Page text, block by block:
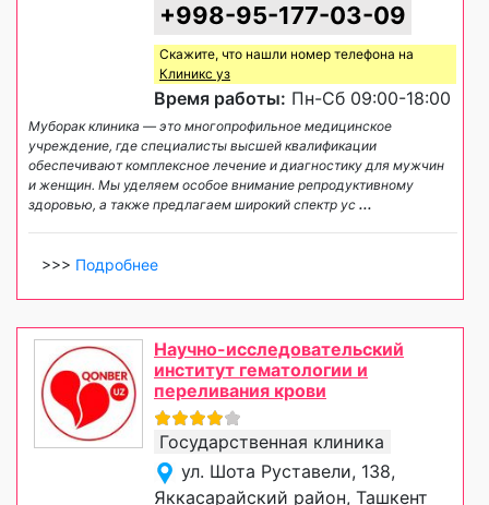
+998-95-177-03-09
Скажите, что нашли номер телефона на
Клиникс уз
Время работы: Пн-Сб 09:00-18:00
Муборак клиника — это многопрофильное медицинское
учреждение, где специалисты высшей квалификации
обеспечивают комплексное лечение и диагностику для мужчин
и женщин. Мы уделяем особое внимание репродуктивному
здоровью, а также предлагаем широкий спектр ус ...
>>> Подробнее
Научно-исследовательский
институт гематологии и
переливания крови
Государственная клиника
ул. Шота Руставели, 138,
Яккасарайский район, Ташкент